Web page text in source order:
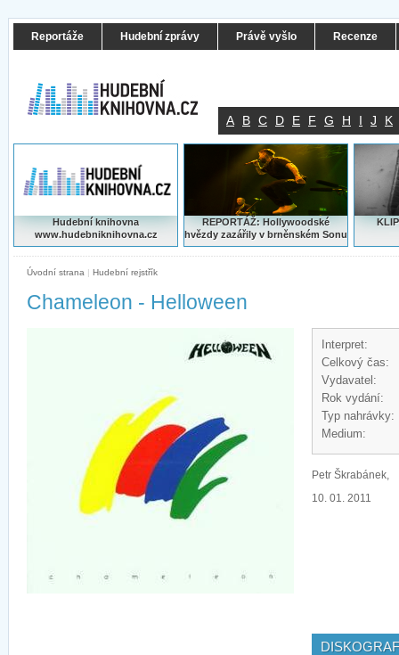
Reportáže Hudební zprávy Právě vyšlo Recenze
A B C D E F G H I J K
Hudební knihovna
www.hudebniknihovna.cz
REPORTÁŽ: Hollywoodské
hvězdy zazářily v brněnském Sonu
Úvodní strana | Hudební rejstřík
Chameleon - Helloween
Interpret:
Celkový čas:
Vydavatel:
Rok vydání:
Typ nahrávky:
Medium:
Petr Škrabánek,
10. 01. 2011